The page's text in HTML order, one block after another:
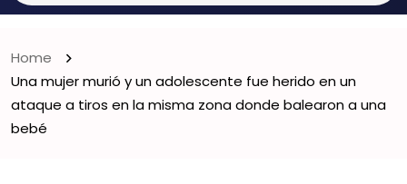
Home
Una mujer murió y un adolescente fue herido en un
ataque a tiros en la misma zona donde balearon a una
bebé